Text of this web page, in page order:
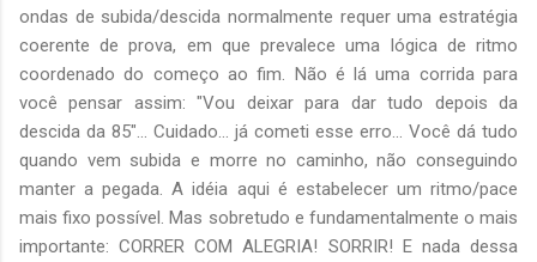
ondas de subida/descida normalmente requer uma estratégia
coerente de prova, em que prevalece uma lógica de ritmo
coordenado do começo ao fim. Não é lá uma corrida para
você pensar assim: "Vou deixar para dar tudo depois da
descida da 85"... Cuidado... já cometi esse erro... Você dá tudo
quando vem subida e morre no caminho, não conseguindo
manter a pegada. A idéia aqui é estabelecer um ritmo/pace
mais fixo possível. Mas sobretudo e fundamentalmente o mais
importante: CORRER COM ALEGRIA! SORRIR! E nada dessa